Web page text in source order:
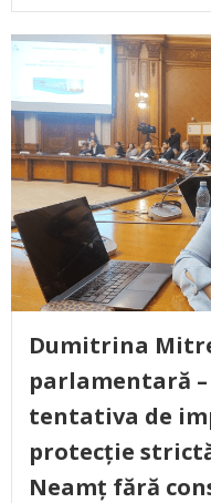
Dumitrina
parlamentară
tentativa de
protecție
Neamț fără